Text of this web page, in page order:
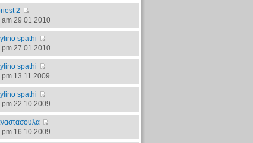
2
am 29 01 2010
spathi
pm 27 01 2010
spathi
13 11 2009
spathi
pm 22 10 2009
pm 16 10 2009